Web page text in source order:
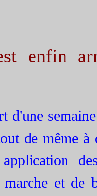
enfin
d'une
de même
marche et de